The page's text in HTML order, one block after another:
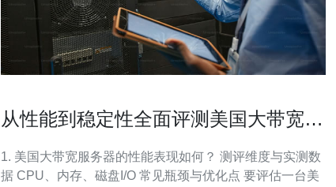
从性能到稳定性全面评测美国大带宽服
1. 美国大带宽服务器的性能表现如何？ 测评维度与实测数
据 CPU、内存、磁盘I/O 常见瓶颈与优化点 要评估一台美